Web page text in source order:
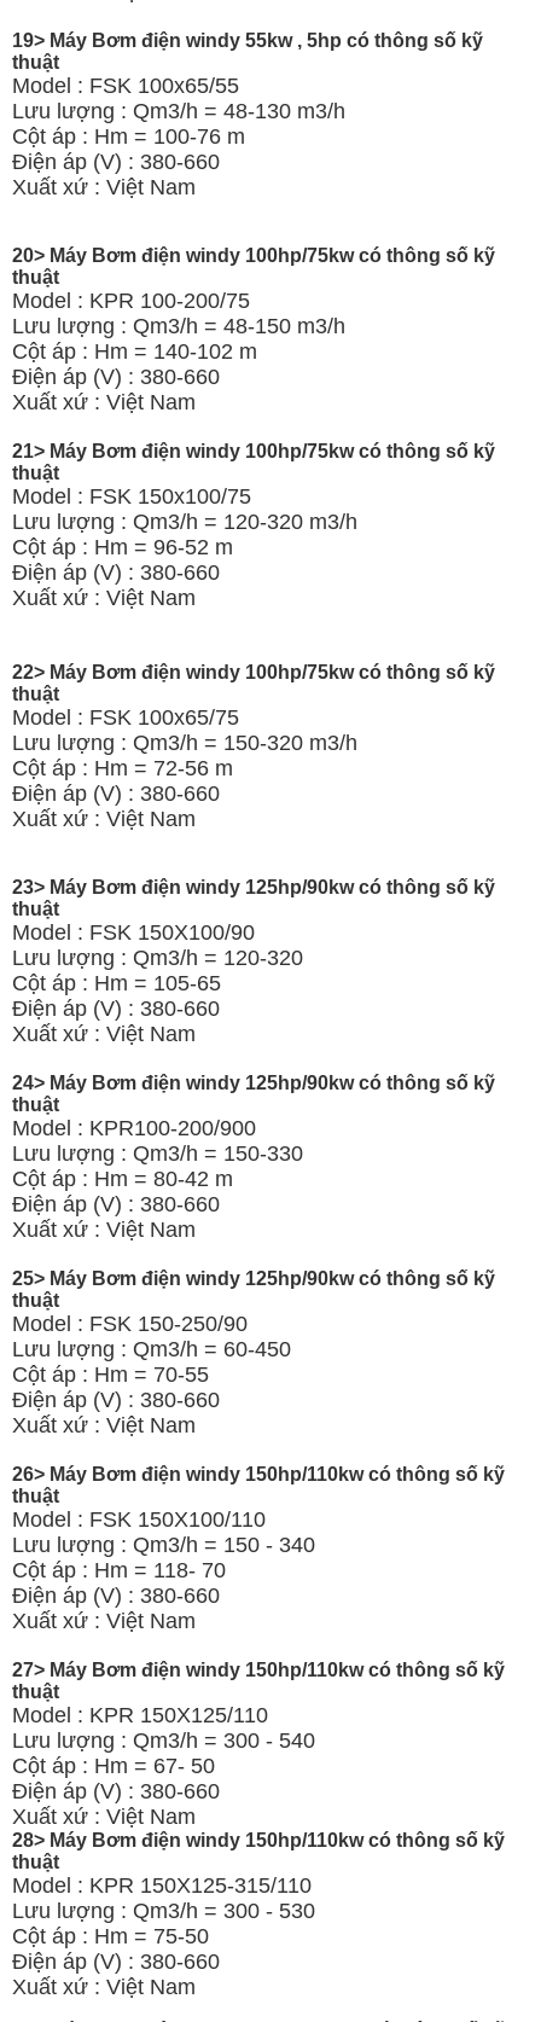
19> Máy Bơm điện windy 55kw , 5hp có thông số kỹ
thuật
Model : FSK 100x65/55
Lưu lượng : Qm3/h = 48-130 m3/h
Cột áp : Hm = 100-76 m
Điện áp (V) : 380-660
Xuất xứ : Việt Nam
20> Máy Bơm điện windy 100hp/75kw có thông số kỹ
thuật
Model : KPR 100-200/75
Lưu lượng : Qm3/h = 48-150 m3/h
Cột áp : Hm = 140-102 m
Điện áp (V) : 380-660
Xuất xứ : Việt Nam
21> Máy Bơm điện windy 100hp/75kw có thông số kỹ
thuật
Model : FSK 150x100/75
Lưu lượng : Qm3/h = 120-320 m3/h
Cột áp : Hm = 96-52 m
Điện áp (V) : 380-660
Xuất xứ : Việt Nam
22> Máy Bơm điện windy 100hp/75kw có thông số kỹ
thuật
Model : FSK 100x65/75
Lưu lượng : Qm3/h = 150-320 m3/h
Cột áp : Hm = 72-56 m
Điện áp (V) : 380-660
Xuất xứ : Việt Nam
23> Máy Bơm điện windy 125hp/90kw có thông số kỹ
thuật
Model : FSK 150X100/90
Lưu lượng : Qm3/h = 120-320
Cột áp : Hm = 105-65
Điện áp (V) : 380-660
Xuất xứ : Việt Nam
24> Máy Bơm điện windy 125hp/90kw có thông số kỹ
thuật
Model : KPR100-200/900
Lưu lượng : Qm3/h = 150-330
Cột áp : Hm = 80-42 m
Điện áp (V) : 380-660
Xuất xứ : Việt Nam
25> Máy Bơm điện windy 125hp/90kw có thông số kỹ
thuật
Model : FSK 150-250/90
Lưu lượng : Qm3/h = 60-450
Cột áp : Hm = 70-55
Điện áp (V) : 380-660
Xuất xứ : Việt Nam
26> Máy Bơm điện windy 150hp/110kw có thông số kỹ
thuật
Model : FSK 150X100/110
Lưu lượng : Qm3/h = 150 - 340
Cột áp : Hm = 118- 70
Điện áp (V) : 380-660
Xuất xứ : Việt Nam
27> Máy Bơm điện windy 150hp/110kw có thông số kỹ
thuật
Model : KPR 150X125/110
Lưu lượng : Qm3/h = 300 - 540
Cột áp : Hm = 67- 50
Điện áp (V) : 380-660
Xuất xứ : Việt Nam
28> Máy Bơm điện windy 150hp/110kw có thông số kỹ
thuật
Model : KPR 150X125-315/110
Lưu lượng : Qm3/h = 300 - 530
Cột áp : Hm = 75-50
Điện áp (V) : 380-660
Xuất xứ : Việt Nam